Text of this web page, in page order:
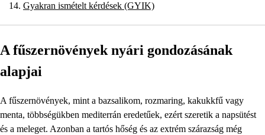
Gyakran ismételt kérdések (GYIK)
A fűszernövények nyári gondozásának
alapjai
A fűszernövények, mint a bazsalikom, rozmaring, kakukkfű vagy
menta, többségükben mediterrán eredetűek, ezért szeretik a napsütést
és a meleget. Azonban a tartós hőség és az extrém szárazság még